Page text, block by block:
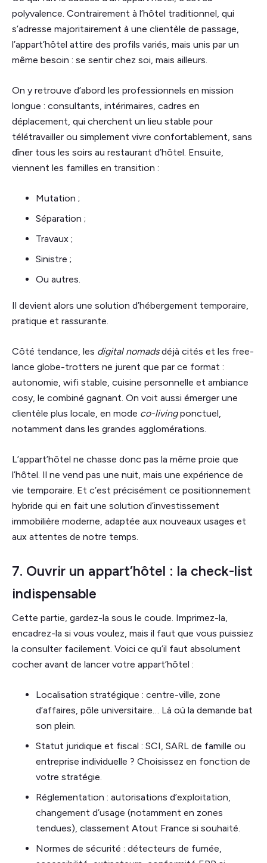
polyvalence. Contrairement à l’hôtel traditionnel, qui
s’adresse majoritairement à une clientèle de passage,
l’appart’hôtel attire des profils variés, mais unis par un
même besoin : se sentir chez soi, mais ailleurs.
On y retrouve d’abord les professionnels en mission
longue : consultants, intérimaires, cadres en
déplacement, qui cherchent un lieu stable pour
télétravailler ou simplement vivre confortablement, sans
dîner tous les soirs au restaurant d’hôtel. Ensuite,
viennent les familles en transition :
Mutation ;
Séparation ;
Travaux ;
Sinistre ;
Ou autres.
Il devient alors une solution d’hébergement temporaire,
pratique et rassurante.
Côté tendance, les digital nomadsdéjà cités et les free-
lance globe-trotters ne jurent que par ce format :
autonomie, wifi stable, cuisine personnelle et ambiance
cosy, le combiné gagnant. On voit aussi émerger une
clientèle plus locale, en mode co-livingponctuel,
notamment dans les grandes agglomérations.
L’appart’hôtel ne chasse donc pas la même proie que
l’hôtel. Il ne vend pas une nuit, mais une expérience de
vie temporaire. Et c’est précisément ce positionnement
hybride qui en fait une solution d’investissement
immobilière moderne, adaptée aux nouveaux usages et
aux attentes de notre temps.
7. Ouvrir un appart’hôtel : la check-list
indispensable
Cette partie, gardez-la sous le coude. Imprimez-la,
encadrez-la si vous voulez, mais il faut que vous puissiez
la consulter facilement. Voici ce qu’il faut absolument
cocher avant de lancer votre appart’hôtel :
Localisation stratégique : centre-ville, zone
d’affaires, pôle universitaire… Là où la demande bat
son plein.
Statut juridique et fiscal : SCI, SARL de famille ou
entreprise individuelle ? Choisissez en fonction de
votre stratégie.
Réglementation : autorisations d’exploitation,
changement d’usage (notamment en zones
tendues), classement Atout France si souhaité.
Normes de sécurité : détecteurs de fumée,